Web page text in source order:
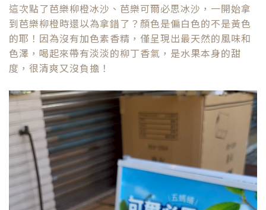
這次點了芭樂柳橙冰沙、芭樂可爾必思冰沙，一開始拿
到芭樂柳橙時還以為拿錯了？顏色是偏白色的不是黃色
的耶！因為沒有加色素香精，僅呈現出最天然的風味和
色澤，喝起來帶有淡淡的柳丁香氣，是水果本身的甜
度，很清爽又沒負擔！